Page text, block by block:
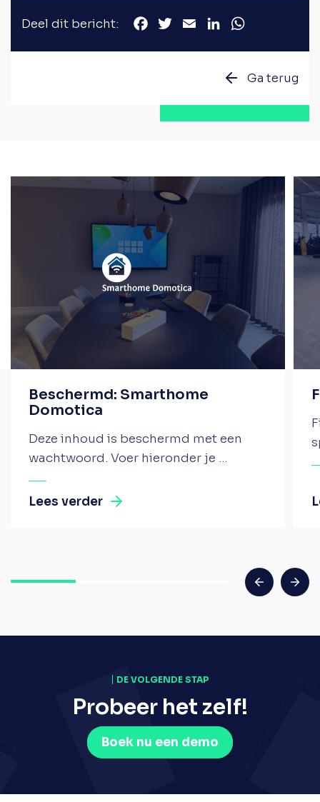
Deel dit bericht:
Facebook
TwitterEmailLinkedInWhatsApp
Ga terug
Beschermd: Smarthome
Domotica
Deze inhoud is beschermd met een
wachtwoord. Voer hieronder je ...
Lees verder
DE VOLGENDE STAP
Probeer het zelf!
Boek nu een demo